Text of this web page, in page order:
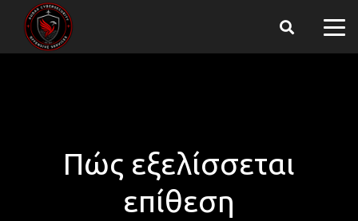
Πώς εξελίσσεται
επίθεση